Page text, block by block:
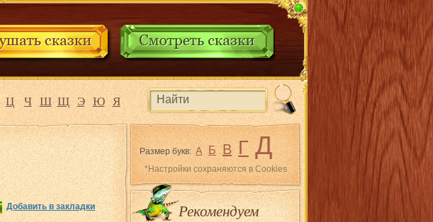
Ц Ч Ш Щ Э Ю Я
Размер букв: А Б В Г Д
*Настройки сохраняются в Cookies
Рекомендуем
Добавить в закладки